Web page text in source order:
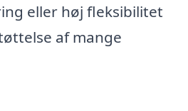
eller høj fleksibilitet
af mange